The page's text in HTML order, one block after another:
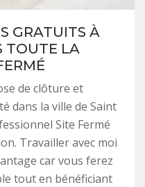
GRATUITS À
TOUTE LA
de clôture et
dans la ville de Saint
Site Fermé
Travailler avec moi
car vous ferez
tout en bénéficiant